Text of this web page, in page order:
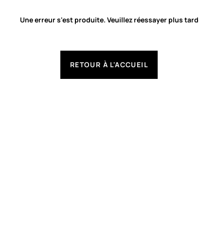
Une erreur s'est produite. Veuillez réessayer plus tard
RETOUR À L'ACCUEIL